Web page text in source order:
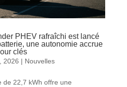
PHEV rafraîchi est lancé
une autonomie accrue
clés
2026 | Nouvelles
de 22,7 kWh offre une